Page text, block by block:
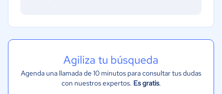
Agiliza tu búsqueda
Agenda una llamada de 10 minutos para consultar tus dudas
con nuestros expertos. Es gratis.